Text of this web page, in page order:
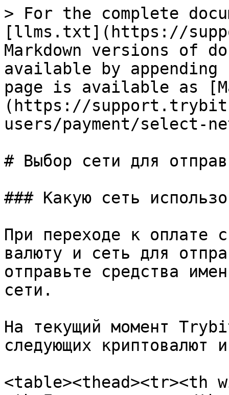
> For the complete
[llms.txt](https://
Markdown versions of
available by
page is available as
(https://
users/payment/select-
# Выбор сети для
### Какую сеть
При переходе к оплате
валюту и сеть для
отправьте средства
сети.
На текущий момент
следующих криптовалют
<table><thead><tr><th